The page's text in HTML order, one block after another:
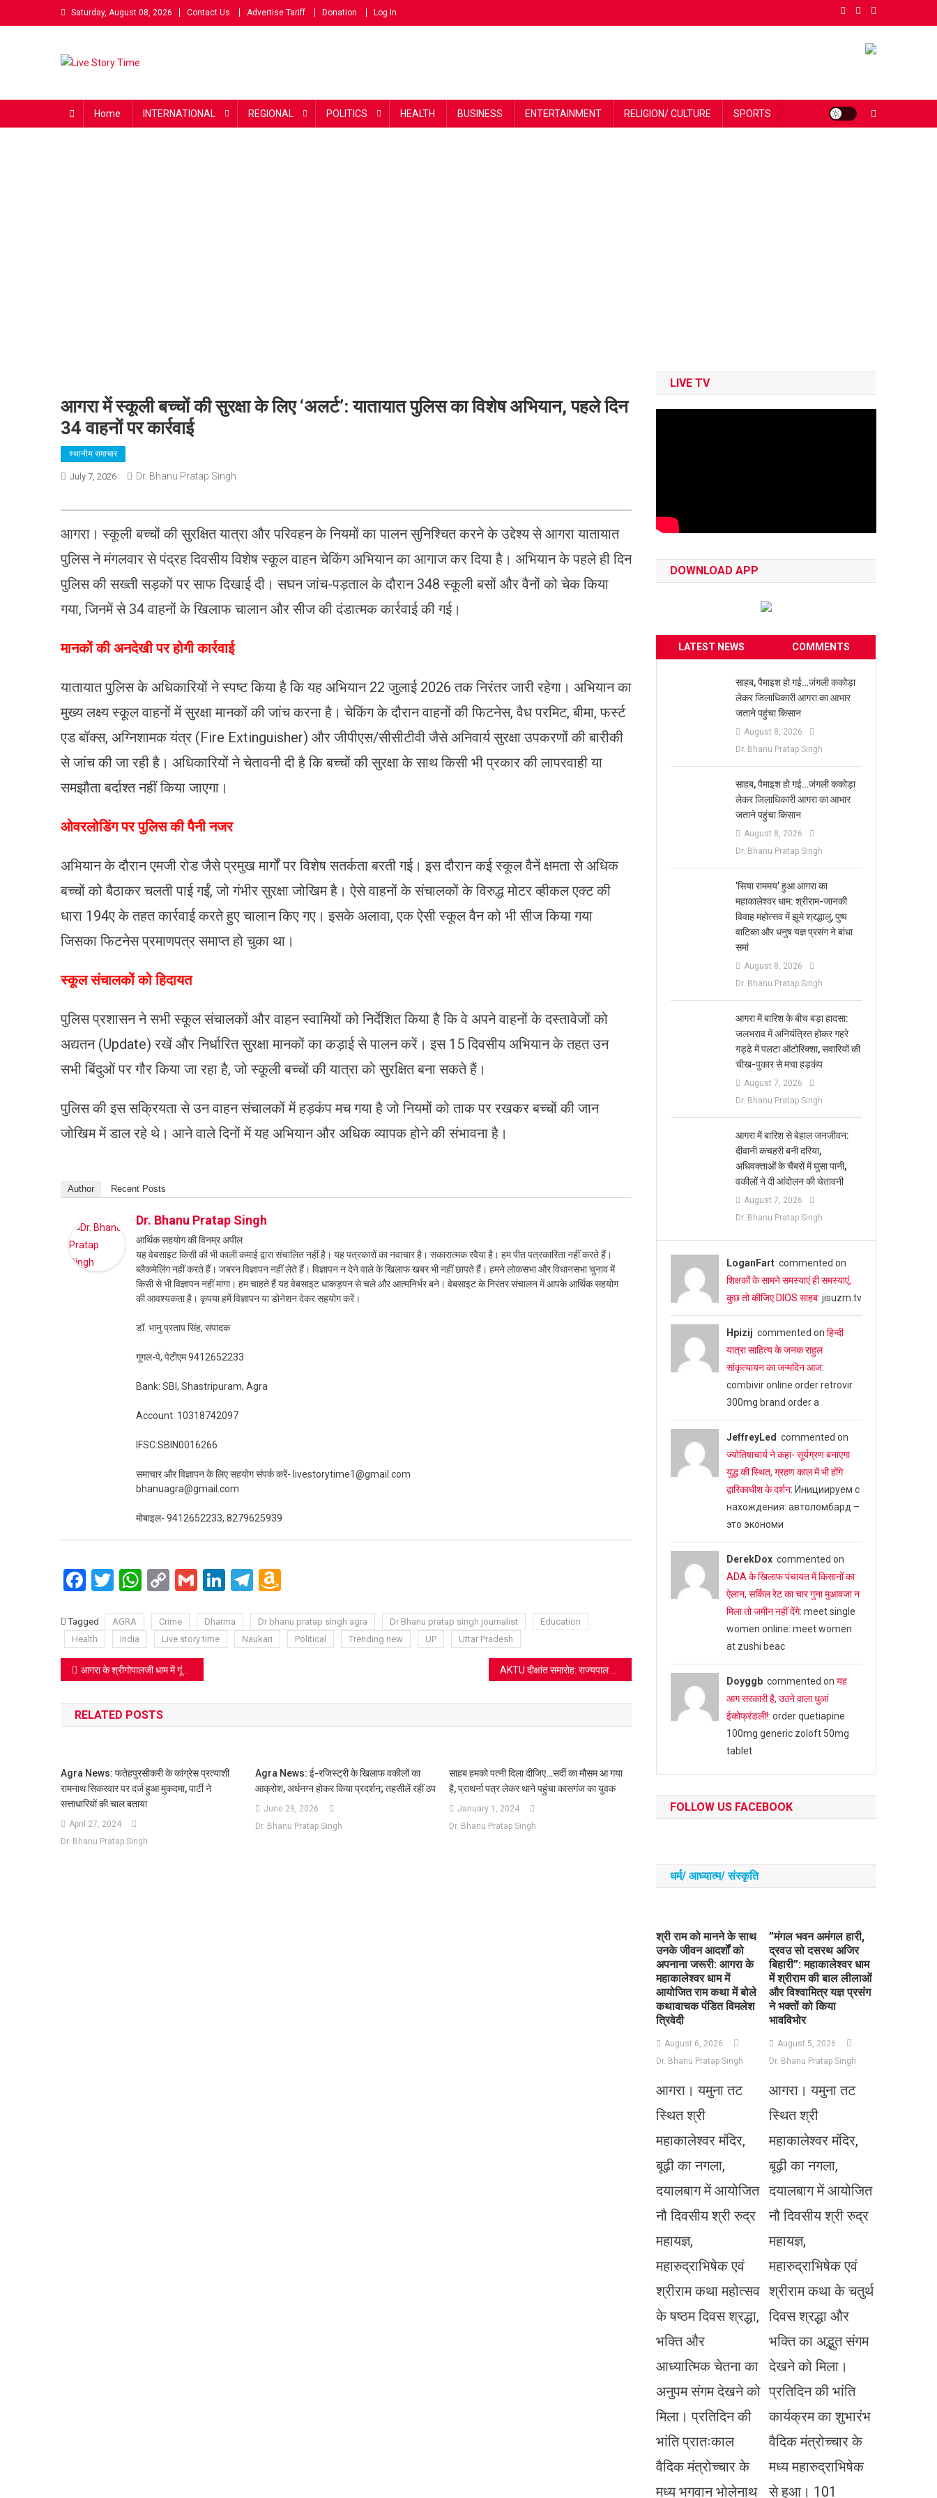
to
Saturday, August 08, 2026 Contact Us Advertise Tariff Donation Log In
Home INTERNATIONAL REGIONAL POLITICS HEALTH BUSINESS ENTERTAINMENT RELIGION/ CULTURE SPORTS
आगरा में स्कूली बच्चों की सुरक्षा के लिए ‘अलर्ट’: यातायात पुलिस का विशेष अभियान, पहले दिन
34 वाहनों पर कार्रवाई
स्थानीय समाचार
July 7, 2026 Dr. Bhanu Pratap Singh
आगरा। स्कूली बच्चों की सुरक्षित यात्रा और परिवहन के नियमों का पालन सुनिश्चित करने के उद्देश्य से आगरा यातायात
पुलिस ने मंगलवार से पंद्रह दिवसीय विशेष स्कूल वाहन चेकिंग अभियान का आगाज कर दिया है। अभियान के पहले ही दिन
पुलिस की सख्ती सड़कों पर साफ दिखाई दी। सघन जांच-पड़ताल के दौरान 348 स्कूली बसों और वैनों को चेक किया
गया, जिनमें से 34 वाहनों के खिलाफ चालान और सीज की दंडात्मक कार्रवाई की गई।
​मानकों की अनदेखी पर होगी कार्रवाई
यातायात पुलिस के अधिकारियों ने स्पष्ट किया है कि यह अभियान 22 जुलाई 2026 तक निरंतर जारी रहेगा। अभियान का
मुख्य लक्ष्य स्कूल वाहनों में सुरक्षा मानकों की जांच करना है। चेकिंग के दौरान वाहनों की फिटनेस, वैध परमिट, बीमा, फर्स्ट
एड बॉक्स, अग्निशामक यंत्र (Fire Extinguisher) और जीपीएस/सीसीटीवी जैसे अनिवार्य सुरक्षा उपकरणों की बारीकी
से जांच की जा रही है। अधिकारियों ने चेतावनी दी है कि बच्चों की सुरक्षा के साथ किसी भी प्रकार की लापरवाही या
समझौता बर्दाश्त नहीं किया जाएगा।
ओवरलोडिंग पर पुलिस की पैनी नजर
अभियान के दौरान एमजी रोड जैसे प्रमुख मार्गों पर विशेष सतर्कता बरती गई। इस दौरान कई स्कूल वैनें क्षमता से अधिक
बच्चों को बैठाकर चलती पाई गईं, जो गंभीर सुरक्षा जोखिम है। ऐसे वाहनों के संचालकों के विरुद्ध मोटर व्हीकल एक्ट की
धारा 194ए के तहत कार्रवाई करते हुए चालान किए गए। इसके अलावा, एक ऐसी स्कूल वैन को भी सीज किया गया
जिसका फिटनेस प्रमाणपत्र समाप्त हो चुका था।
​स्कूल संचालकों को हिदायत
पुलिस प्रशासन ने सभी स्कूल संचालकों और वाहन स्वामियों को निर्देशित किया है कि वे अपने वाहनों के दस्तावेजों को
अद्यतन (Update) रखें और निर्धारित सुरक्षा मानकों का कड़ाई से पालन करें। इस 15 दिवसीय अभियान के तहत उन
सभी बिंदुओं पर गौर किया जा रहा है, जो स्कूली बच्चों की यात्रा को सुरक्षित बना सकते हैं।
पुलिस की इस सक्रियता से उन वाहन संचालकों में हड़कंप मच गया है जो नियमों को ताक पर रखकर बच्चों की जान
जोखिम में डाल रहे थे। आने वाले दिनों में यह अभियान और अधिक व्यापक होने की संभावना है।
Author Recent Posts
Dr. Bhanu Pratap Singh
आर्थिक सहयोग की विनम्र अपील
यह वेबसाइट किसी की भी काली कमाई द्वारा संचालित नहीं है। यह पत्रकारों का नवाचार है। सकारात्मक रवैया है। हम पीत पत्रकारिता नहीं करते हैं।
ब्लैकमेलिंग नहीं करते हैं। जबरन विज्ञापन नहीं लेते हैं। विज्ञापन न देने वाले के खिलाफ खबर भी नहीं छापते हैं। हमने लोकसभा और विधानसभा चुनाव में
किसी से भी विज्ञापन नहीं मांगा। हम चाहते हैं यह वेबसाइट धाकड़पन से चले और आत्मनिर्भर बने। वेबसाइट के निरंतर संचालन में आपके आर्थिक सहयोग
की आवश्यकता है। कृपया हमें विज्ञापन या डोनेशन देकर सहयोग करें।
डॉ. भानु प्रताप सिंह, संपादक
गूगल-पे, पेटीएम 9412652233
Bank: SBI, Shastripuram, Agra
Account: 10318742097
IFSC:SBIN0016266
समाचार और विज्ञापन के लिए सहयोग संपर्क करें- livestorytime1@gmail.com
bhanuagra@gmail.com
मोबाइल- 9412652233, 8279625939
Facebook
Twitter
WhatsApp
CopyGmailLinkedIn
Telegram
List
Tagged AGRA Crime Dharma Dr bhanu pratap singh agra Dr Bhanu pratap singh journalist
Education
Health
India Live story time Naukari Political Trending new UP Uttar Pradesh
Post
navigation
आगरा के श्रीगोपालजी धाम में गूंजे गणेश वंदना के स्वर: ‘श्रीगणेश पुराण’ प्रवचन से शुरू हुई आध्यात्मिक ज्ञान की वर्षा
RELATED POSTS
Agra News: फतेहपुरसीकरी के कांग्रेस प्रत्याशी
रामनाथ सिकरवार पर दर्ज हुआ मुकदमा, पार्टी ने
सत्ताधारियों की चाल बताया
April 27, 2024
Dr. Bhanu Pratap Singh
Agra News: ई-रजिस्ट्री के खिलाफ वकीलों का
आक्रोश, अर्धनग्न होकर किया प्रदर्शन; तहसीलें रहीं ठप
June 29, 2026
Dr. Bhanu Pratap Singh
साहब हमको पत्नी दिला दीजिए…सर्दी का मौसम आ गया
है, प्राथर्ना पत्र लेकर थाने पहुंचा कासगंज का युवक
January 1, 2024
Dr. Bhanu Pratap Singh
LIVE TV
DOWNLOAD APP
LATEST NEWS COMMENTS
साहब, पैमाइश हो गई…जंगली ककोड़ा
लेकर जिलाधिकारी आगरा का आभार
जताने पहुंचा किसान
August 8, 2026
Dr. Bhanu Pratap Singh
साहब, पैमाइश हो गई…जंगली ककोड़ा
लेकर जिलाधिकारी आगरा का आभार
जताने पहुंचा किसान
August 8, 2026
Dr. Bhanu Pratap Singh
​’सिया राममय’ हुआ आगरा का
महाकालेश्वर धाम: श्रीराम-जानकी
विवाह महोत्सव में झूमे श्रद्धालु, पुष्प
वाटिका और धनुष यज्ञ प्रसंग ने बांधा
समां
August 8, 2026
Dr. Bhanu Pratap Singh
आगरा में बारिश के बीच बड़ा हादसा:
जलभराव में अनियंत्रित होकर गहरे
गड्ढे में पलटा ऑटोरिक्शा, सवारियों की
चीख-पुकार से मचा हड़कंप
August 7, 2026
Dr. Bhanu Pratap Singh
आगरा में बारिश से बेहाल जनजीवन:
दीवानी कचहरी बनी दरिया,
अधिवक्ताओं के चैंबरों में घुसा पानी,
वकीलों ने दी आंदोलन की चेतावनी
August 7, 2026
Dr. Bhanu Pratap Singh
LoganFartcommented on
शिक्षकों के सामने समस्याएं ही समस्याएं,
कुछ तो कीजिए DIOS साहब: jisuzm.tv
Hpizij commented on हिन्दी
यात्रा साहित्य के जनक राहुल
सांकृत्यायन का जन्‍मदिन आज:
combivir online order retrovir
300mg brand order a
JeffreyLed commented on
ज्योतिषाचार्य ने कहा- सूर्यग्रण बनाएगा
युद्ध की स्थित, ग्रहण काल में भी होंगे
द्वारिकाधीश के दर्शन: Инициируем с
нахождения: автоломбард –
это экономи
DerekDoxcommented on
ADA के खिलाफ पंचायत में किसानों का
ऐलान, सर्किल रेट का चार गुना मुआवजा न
मिला तो जमीन नहीं देंगे: meet single
women online: meet women
at zushi beac
Doyggbcommented on यह
आग सरकारी है, उठने वाला धुआं
ईकोफ्रंडली!: order quetiapine
100mg generic zoloft 50mg
tablet
FOLLOW US FACEBOOK
धर्म/ आध्‍यात्‍म/ संस्‍कृति
​श्री राम को मानने के साथ
उनके जीवन आदर्शों को
अपनाना जरूरी: आगरा के
महाकालेश्वर धाम में
आयोजित राम कथा में बोले
कथावाचक पंडित विमलेश
त्रिवेदी
August 6, 2026
Dr. Bhanu Pratap Singh
आगरा। यमुना तट
स्थित श्री
महाकालेश्वर मंदिर,
बूढ़ी का नगला,
दयालबाग में आयोजित
नौ दिवसीय श्री रुद्र
महायज्ञ,
महारुद्राभिषेक एवं
श्रीराम कथा महोत्सव
के षष्ठम दिवस श्रद्धा,
भक्ति और
आध्यात्मिक चेतना का
अनुपम संगम देखने को
मिला। प्रतिदिन की
भांति प्रातःकाल
वैदिक मंत्रोच्चार के
मध्य भगवान भोलेनाथ
​”मंगल भवन अमंगल हारी,
द्रवउ सो दसरथ अजिर
बिहारी”: महाकालेश्वर धाम
में श्रीराम की बाल लीलाओं
और विश्वामित्र यज्ञ प्रसंग
ने भक्तों को किया
भावविभोर
August 5, 2026
Dr. Bhanu Pratap Singh
आगरा। यमुना तट
स्थित श्री
महाकालेश्वर मंदिर,
बूढ़ी का नगला,
दयालबाग में आयोजित
नौ दिवसीय श्री रुद्र
महायज्ञ,
महारुद्राभिषेक एवं
श्रीराम कथा के चतुर्थ
दिवस श्रद्धा और
भक्ति का अद्भुत संगम
देखने को मिला।
प्रतिदिन की भांति
कार्यक्रम का शुभारंभ
वैदिक मंत्रोच्चार के
मध्य महारुद्राभिषेक
से हुआ। 101